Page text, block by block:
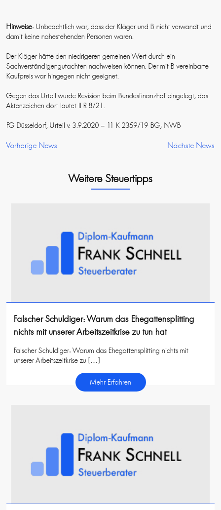
Hinweise: Unbeachtlich war, dass der Kläger und B nicht verwandt und
damit keine nahestehenden Personen waren.
Der Kläger hätte den niedrigeren gemeinen Wert durch ein
Sachverständigengutachten nachweisen können. Der mit B vereinbarte
Kaufpreis war hingegen nicht geeignet.
Gegen das Urteil wurde Revision beim Bundesfinanzhof eingelegt, das
Aktenzeichen dort lautet II R 8/21.
FG Düsseldorf, Urteil v. 3.9.2020 – 11 K 2359/19 BG; NWB
Vorherige News Nächste News
Weitere Steuertipps
Falscher Schuldiger: Warum das Ehegattensplitting
nichts mit unserer Arbeitszeitkrise zu tun hat
Falscher Schuldiger: Warum das Ehegattensplitting nichts mit
unserer Arbeitszeitkrise zu […]
Mehr Erfahren